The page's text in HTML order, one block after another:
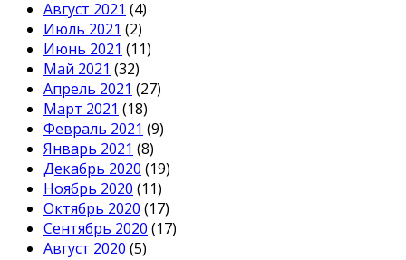
Август 2021 (4)
Июль 2021 (2)
Июнь 2021 (11)
Май 2021 (32)
Апрель 2021 (27)
Март 2021 (18)
Февраль 2021 (9)
Январь 2021 (8)
Декабрь 2020 (19)
Ноябрь 2020 (11)
Октябрь 2020 (17)
Сентябрь 2020 (17)
Август 2020 (5)